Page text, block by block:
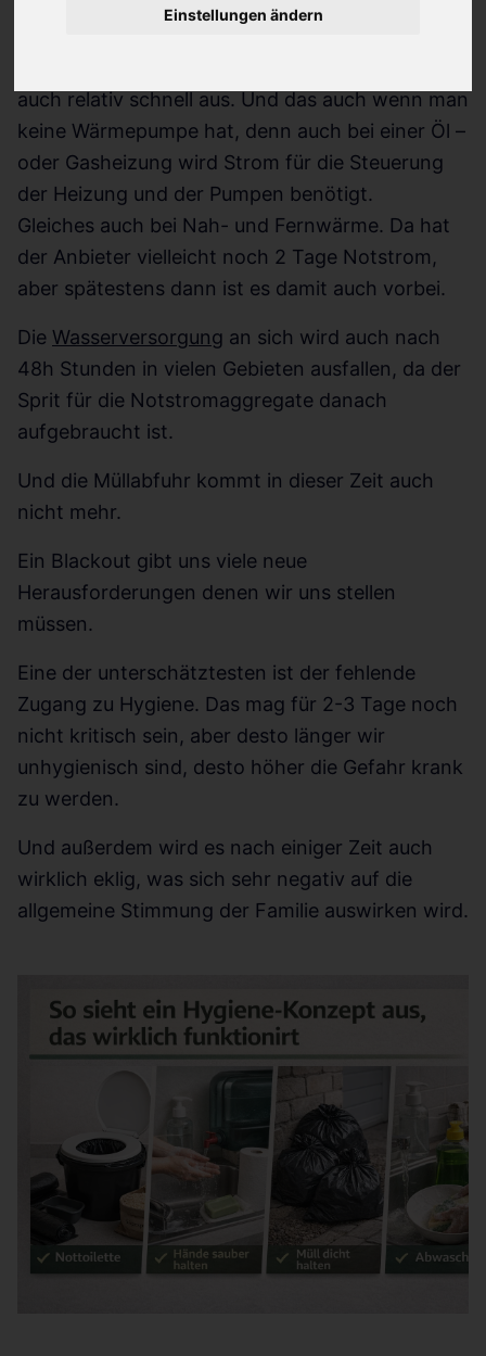
Einstellungen ändern
auch relativ schnell aus. Und das auch wenn man
keine Wärmepumpe hat, denn auch bei einer Öl –
oder Gasheizung wird Strom für die Steuerung
der Heizung und der Pumpen benötigt.
Gleiches auch bei Nah- und Fernwärme. Da hat
der Anbieter vielleicht noch 2 Tage Notstrom,
aber spätestens dann ist es damit auch vorbei.
Die Wasserversorgung an sich wird auch nach
48h Stunden in vielen Gebieten ausfallen, da der
Sprit für die Notstromaggregate danach
aufgebraucht ist.
Und die Müllabfuhr kommt in dieser Zeit auch
nicht mehr.
Ein Blackout gibt uns viele neue
Herausforderungen denen wir uns stellen
müssen.
Eine der unterschätztesten ist der fehlende
Zugang zu Hygiene. Das mag für 2-3 Tage noch
nicht kritisch sein, aber desto länger wir
unhygienisch sind, desto höher die Gefahr krank
zu werden.
Und außerdem wird es nach einiger Zeit auch
wirklich eklig, was sich sehr negativ auf die
allgemeine Stimmung der Familie auswirken wird.